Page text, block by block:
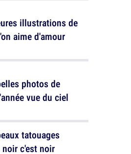
illustrations de
aime d'amour
photos de
vue du ciel
tatouages
noir c'est noir